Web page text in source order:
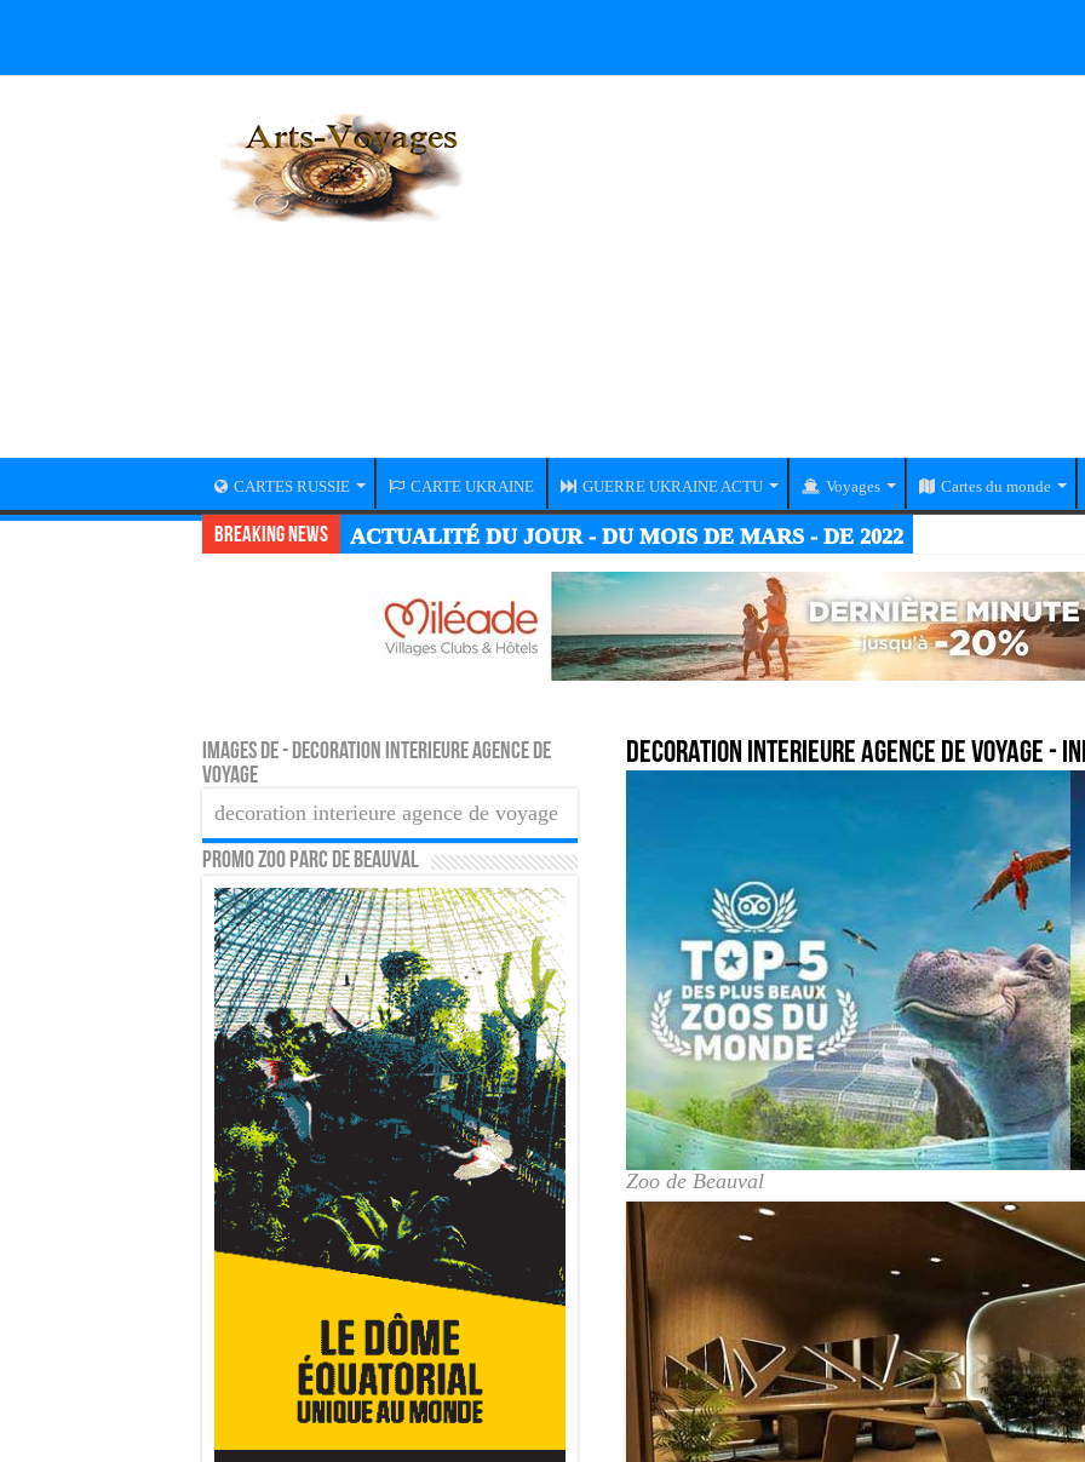
CARTES RUSSIE CARTE UKRAINE GUERRE UKRAINE ACTU Voyages Cartes du monde
Breaking News ACTUALITÉ DU JOUR - DU MOIS DE MARS - DE 2022
decoration interieure agence de voyage -
Zoo de Beauval
Images de - decoration interieure agence de
voyage
decoration interieure agence de voyage
PROMO ZOO PARC DE BEAUVAL